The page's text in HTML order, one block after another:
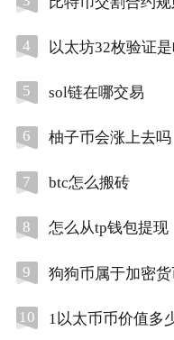
4 以太坊32枚验证
5 sol链在哪交易
6 柚子币会涨上去吗
7 btc怎么搬砖
8 怎么从tp钱包提现
9 狗狗币属于加密
10 1以太币币价值多